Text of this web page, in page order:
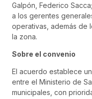
Galpón, Federico
a los gerentes
operativas, además de
la zona.
Sobre el convenio
El acuerdo establece
entre el Ministerio de
municipales, con